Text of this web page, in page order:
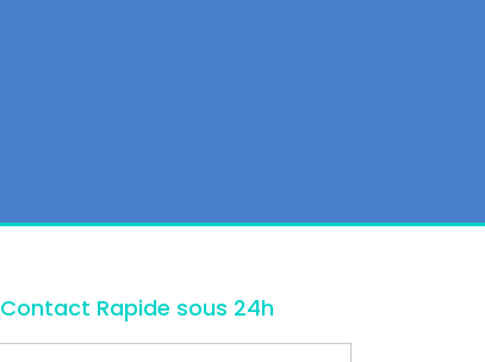
Contact Rapide sous 24h